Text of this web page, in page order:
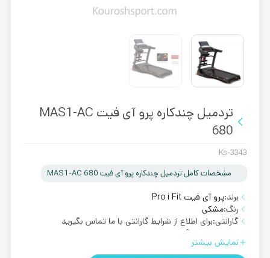
تردمیل چندکاره پرو آی فیت MAS1-AC
680
Ks-3343
مشخصات کامل تردمیل چندکاره پرو آی فیت MAS1-AC 680
برند:پرو آی فیت Pro i Fit
رنگ:مشکی
گارانتی:برای اطلاع از شرایط گارانتی با ما تماس بگیرید
رایگان
تحمل وزن:تحمل وزن 150 کیلوگرمنمایش بیشتر